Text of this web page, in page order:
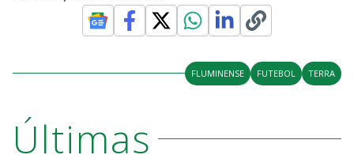
FLUMINENSE FUTEBOL TERRA
Últimas